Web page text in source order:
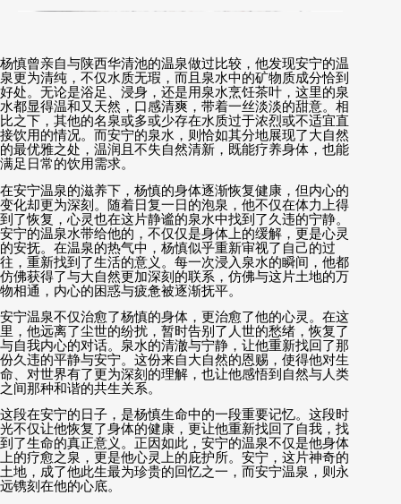
杨慎曾亲自与陕西华清池的温泉做过比较，他发现安宁的温
泉更为清纯，不仅水质无瑕，而且泉水中的矿物质成分恰到
好处。无论是浴足、浸身，还是用泉水烹饪茶叶，这里的泉
水都显得温和又天然，口感清爽，带着一丝淡淡的甜意。相
比之下，其他的名泉或多或少存在水质过于浓烈或不适宜直
接饮用的情况。而安宁的泉水，则恰如其分地展现了大自然
的最优雅之处，温润且不失自然清新，既能疗养身体，也能
满足日常的饮用需求。
在安宁温泉的滋养下，杨慎的身体逐渐恢复健康，但内心的
变化却更为深刻。随着日复一日的泡泉，他不仅在体力上得
到了恢复，心灵也在这片静谧的泉水中找到了久违的宁静。
安宁的温泉水带给他的，不仅仅是身体上的缓解，更是心灵
的安抚。在温泉的热气中，杨慎似乎重新审视了自己的过
往，重新找到了生活的意义。每一次浸入泉水的瞬间，他都
仿佛获得了与大自然更加深刻的联系，仿佛与这片土地的万
物相通，内心的困惑与疲惫被逐渐抚平。
安宁温泉不仅治愈了杨慎的身体，更治愈了他的心灵。在这
里，他远离了尘世的纷扰，暂时告别了人世的愁绪，恢复了
与自我内心的对话。泉水的清澈与宁静，让他重新找回了那
份久违的平静与安宁。这份来自大自然的恩赐，使得他对生
命、对世界有了更为深刻的理解，也让他感悟到自然与人类
之间那种和谐的共生关系。
这段在安宁的日子，是杨慎生命中的一段重要记忆。这段时
光不仅让他恢复了身体的健康，更让他重新找回了自我，找
到了生命的真正意义。正因如此，安宁的温泉不仅是他身体
上的疗愈之泉，更是他心灵上的庇护所。安宁，这片神奇的
土地，成了他此生最为珍贵的回忆之一，而安宁温泉，则永
远镌刻在他的心底。